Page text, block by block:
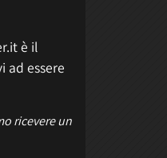
è il
essere
ricevere un